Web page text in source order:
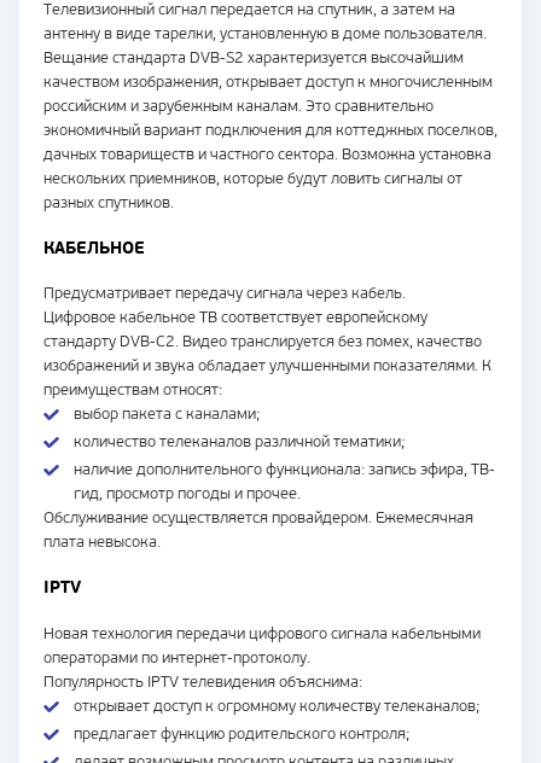
Телевизионный сигнал передается на спутник, а затем на
антенну в виде тарелки, установленную в доме пользователя.
Вещание стандарта DVB-S2 характеризуется высочайшим
качеством изображения, открывает доступ к многочисленным
российским и зарубежным каналам. Это сравнительно
экономичный вариант подключения для коттеджных поселков,
дачных товариществ и частного сектора. Возможна установка
нескольких приемников, которые будут ловить сигналы от
разных спутников.
КАБЕЛЬНОЕ
Предусматривает передачу сигнала через кабель.
Цифровое кабельное ТВ соответствует европейскому
стандарту DVB-C2. Видео транслируется без помех, качество
изображений и звука обладает улучшенными показателями. К
преимуществам относят:
выбор пакета с каналами;
количество телеканалов различной тематики;
наличие дополнительного функционала: запись эфира, ТВ-
гид, просмотр погоды и прочее.
Обслуживание осуществляется провайдером. Ежемесячная
плата невысока.
IPTV
Новая технология передачи цифрового сигнала кабельными
операторами по интернет-протоколу.
Популярность IPTV телевидения объяснима:
открывает доступ к огромному количеству телеканалов;
предлагает функцию родительского контроля;